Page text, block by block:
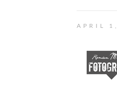
APRIL